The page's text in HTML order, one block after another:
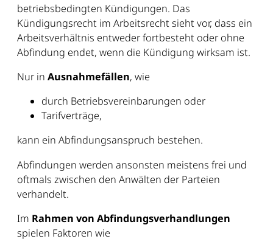
betriebsbedingten Kündigungen. Das
Kündigungsrecht im Arbeitsrecht sieht vor, dass ein
Arbeitsverhältnis entweder fortbesteht oder ohne
Abfindung endet, wenn die Kündigung wirksam ist.
Nur in Ausnahmefällen, wie
durch Betriebsvereinbarungen oder
Tarifverträge,
kann ein Abfindungsanspruch bestehen.
Abfindungen werden ansonsten meistens frei und
oftmals zwischen den Anwälten der Parteien
verhandelt.
Im Rahmen von Abfindungsverhandlungen
spielen Faktoren wie